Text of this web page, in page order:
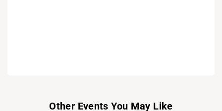
Other Events You May Like